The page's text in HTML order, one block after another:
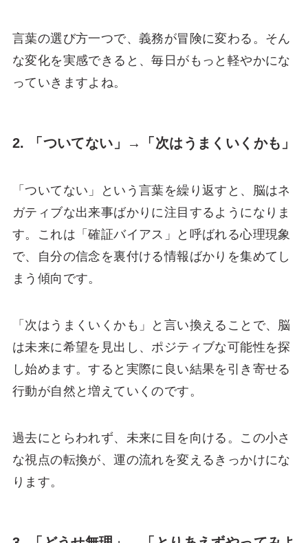
言葉の選び方一つで、義務が冒険に変わる。そん
な変化を実感できると、毎日がもっと軽やかにな
っていきますよね。
2. 「ついてない」→「次はうまくいくかも」
「ついてない」という言葉を繰り返すと、脳はネ
ガティブな出来事ばかりに注目するようになりま
す。これは「確証バイアス」と呼ばれる心理現象
で、自分の信念を裏付ける情報ばかりを集めてし
まう傾向です。
「次はうまくいくかも」と言い換えることで、脳
は未来に希望を見出し、ポジティブな可能性を探
し始めます。すると実際に良い結果を引き寄せる
行動が自然と増えていくのです。
過去にとらわれず、未来に目を向ける。この小さ
な視点の転換が、運の流れを変えるきっかけにな
ります。